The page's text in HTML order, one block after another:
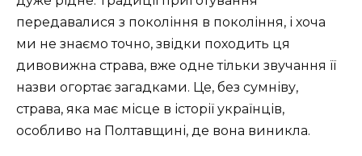
передавалися з покоління в покоління, і хоча
ми не знаємо точно, звідки походить ця
дивовижна страва, вже одне тільки звучання її
назви огортає загадками. Це, без сумніву,
страва, яка має місце в історії українців,
особливо на Полтавщині, де вона виникла.